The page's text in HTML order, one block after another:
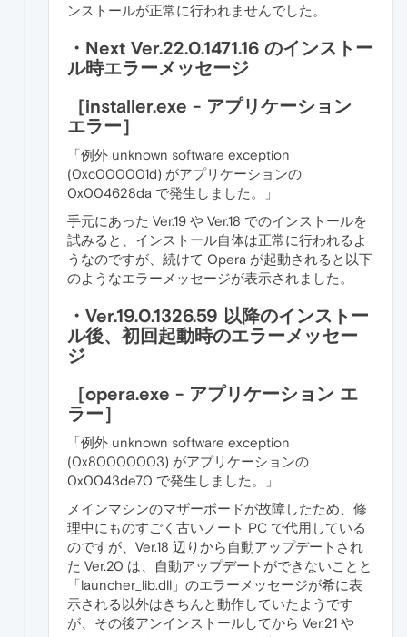
ンストールが正常に行われませんでした。
・Next Ver.22.0.1471.16 のインストー
ル時エラーメッセージ
［installer.exe - アプリケーション
エラー］
「例外 unknown software exception
(0xc000001d) がアプリケーションの
0x004628da で発生しました。」
手元にあった Ver.19 や Ver.18 でのインストールを
試みると、インストール自体は正常に行われるよ
うなのですが、続けて Opera が起動されると以下
のようなエラーメッセージが表示されました。
・Ver.19.0.1326.59 以降のインストー
ル後、初回起動時のエラーメッセー
ジ
［opera.exe - アプリケーション エ
ラー］
「例外 unknown software exception
(0x80000003) がアプリケーションの
0x0043de70 で発生しました。」
メインマシンのマザーボードが故障したため、修
理中にものすごく古いノート PC で代用している
のですが、Ver.18 辺りから自動アップデートされ
た Ver.20 は、自動アップデートができないことと
「launcher_lib.dll」のエラーメッセージが希に表
示される以外はきちんと動作していたようです
が、その後アンインストールしてから Ver.21 や